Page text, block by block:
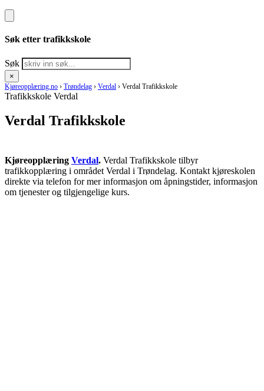
Søk etter trafikkskole
Søk
×
Kjøreopplæring.no › Trøndelag › Verdal › Verdal Trafikkskole
Trafikkskole Verdal
Verdal Trafikkskole
Kjøreopplæring Verdal. Verdal Trafikkskole tilbyr
trafikkopplæring i området Verdal i Trøndelag. Kontakt kjøreskolen
direkte via telefon for mer informasjon om åpningstider, informasjon
om tjenester og tilgjengelige kurs.